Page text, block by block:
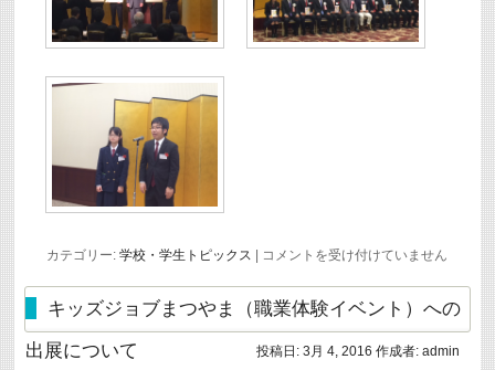
了
式
を
カテゴリー: 学校・学生トピックス
第
２
回
キ
ャ
ン
コメントを受け付けていません
キッズジョブまつやま（職業体験イベント）への
出展について
投稿日: 3月 4, 2016 作成者: admin